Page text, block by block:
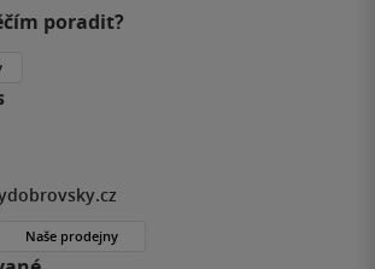
poradit?
Naše prodejny